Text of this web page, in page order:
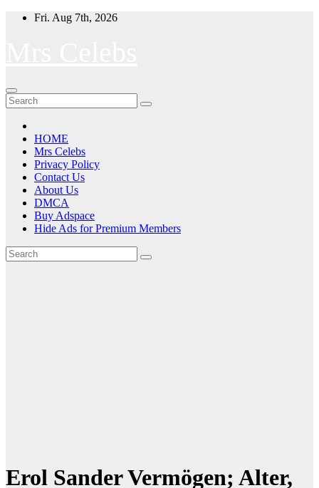
Skip
Fri. Aug 7th, 2026
HOME
Mrs Celebs
Privacy Policy
Contact Us
About Us
DMCA
Buy Adspace
Hide Ads for Premium Members
Erol Sander Vermögen; Alter,